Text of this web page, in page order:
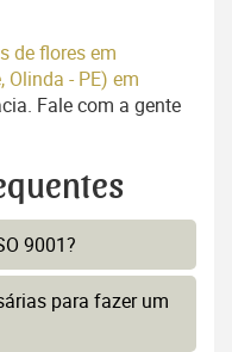
de flores em
Olinda - PE) em
Fale com a gente
9001?
para fazer um